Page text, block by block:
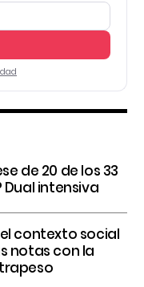
de 20 de los 33
Dual intensiva
contexto social
notas con la